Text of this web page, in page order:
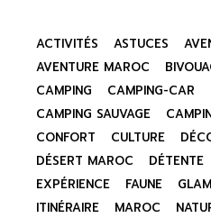
ACTIVITÉS ASTUCES
AVENTURE MAROC
CAMPING
CAMPING-CAR
CAMPING SAUVAGE
CONFORT
CULTURE
DÉSERT MAROC
DÉTENTE
EXPÉRIENCE
FAUNE
ITINÉRAIRE
MAROC